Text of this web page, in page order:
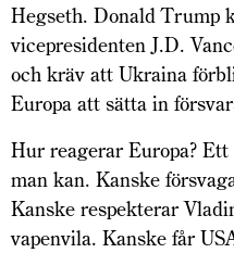
Hegseth. Donald Trump
vicepresidenten J.D.
och kräv att Ukraina
Europa att sätta in
Hur reagerar Europa?
man kan. Kanske
Kanske respekterar
vapenvila. Kanske får